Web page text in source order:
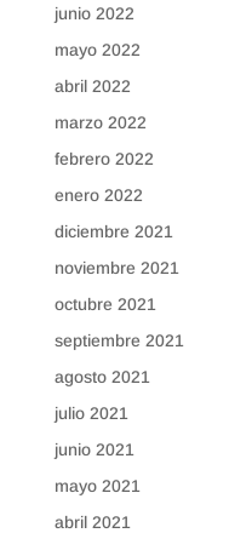
junio 2022
mayo 2022
abril 2022
marzo 2022
febrero 2022
enero 2022
diciembre 2021
noviembre 2021
octubre 2021
septiembre 2021
agosto 2021
julio 2021
junio 2021
mayo 2021
abril 2021